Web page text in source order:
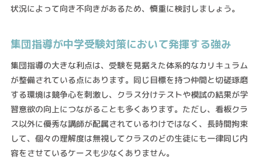
状況によって向き不向きがあるため、慎重に検討しましょう。
集団指導が中学受験対策において発揮する強み
集団指導の大きな利点は、受験を見据えた体系的なカリキュラム
が整備されている点にあります。同じ目標を持つ仲間と切磋琢磨
する環境は競争心を刺激し、クラス分けテストや模試の結果が学
習意欲の向上につながることも多くあります。ただし、看板クラ
ス以外に優秀な講師が配属されているわけではなく、長時間拘束
して、個々の理解度は無視してクラスのどの生徒にも一律同じ内
容をさせているケースも少なくありません。